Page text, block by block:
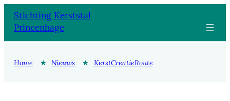
Ga
naar
inhoud
Stichting Kerststal
Princenhage
Home ★ Nieuws ★ KerstCreatieRoute